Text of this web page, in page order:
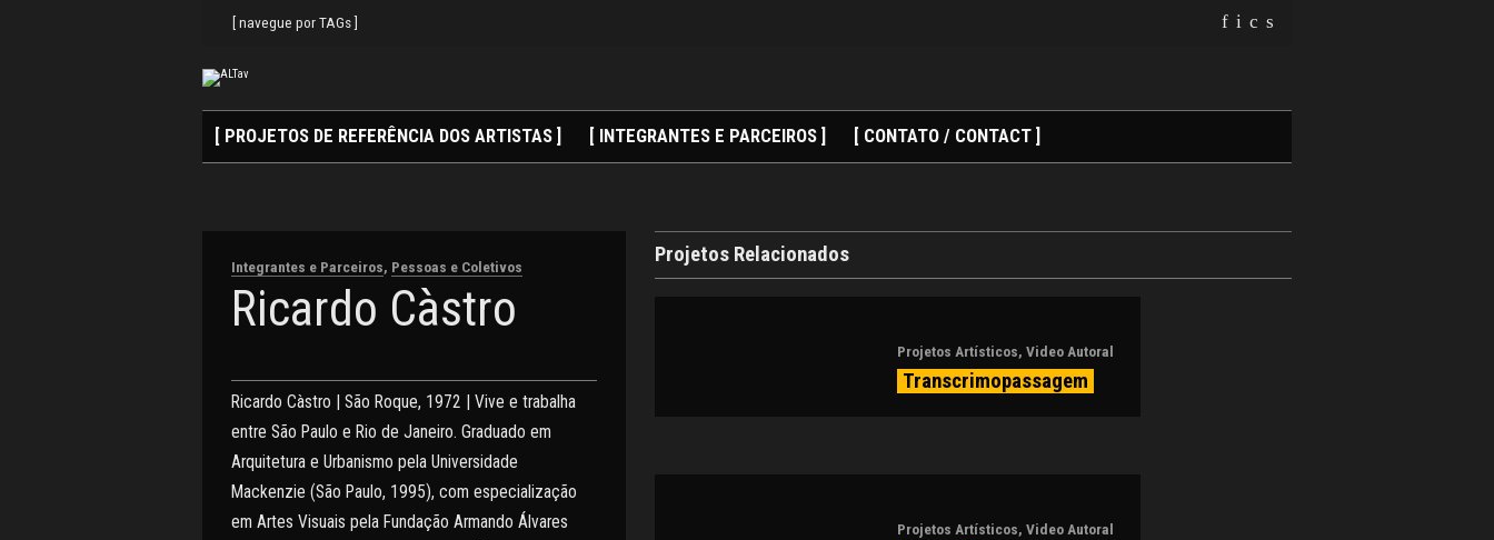
f i c s
content
[ navegue por TAGs ]
[ PROJETOS DE REFERÊNCIA DOS ARTISTAS ] [ INTEGRANTES E PARCEIROS ] [ CONTATO / CONTACT ]
Integrantes e Parceiros, Pessoas e Coletivos
Ricardo Càstro
Ricardo Càstro | São Roque, 1972 | Vive e trabalha
entre São Paulo e Rio de Janeiro. Graduado em
Arquitetura e Urbanismo pela Universidade
Mackenzie (São Paulo, 1995), com especialização
em Artes Visuais pela Fundação Armando Álvares
Projetos Relacionados
Projetos Artísticos, Video Autoral
Transcrimopassagem
Projetos Artísticos, Video Autoral